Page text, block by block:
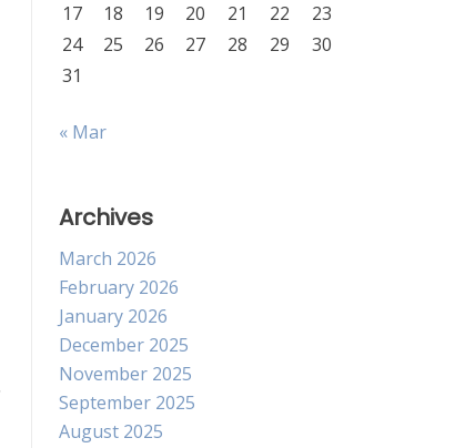
17
18 19 20 21 22
23
24
25 26 27 28 29
30
31
« Mar
Archives
March 2026
February 2026
January 2026
December 2025
November 2025
September 2025
August 2025